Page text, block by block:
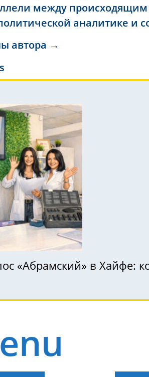
между происходящим
аналитике
автора →
«Абрaмский» в Хайфе: